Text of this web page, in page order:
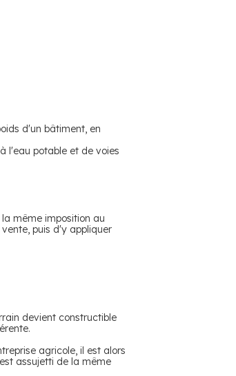
d'un bâtiment, en
l'eau potable et de voies
même imposition au
puis d'y appliquer
devient constructible
agricole, il est alors
assujetti de la même